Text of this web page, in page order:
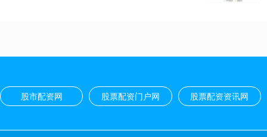
股市配资网 股票配资门户网 股票配资资讯网